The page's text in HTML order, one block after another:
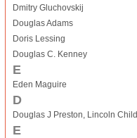
Dmitry Gluchovskij
Douglas Adams
Doris Lessing
Douglas C. Kenney
E
Eden Maguire
D
Douglas J Preston, Lincoln Child
E